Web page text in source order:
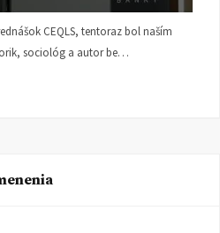
CEQLS, tentoraz bol naším
sociológ a autor be…